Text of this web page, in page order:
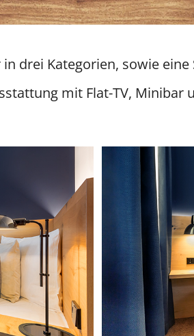
drei Kategorien, sowie eine
mit Flat-TV, Minibar